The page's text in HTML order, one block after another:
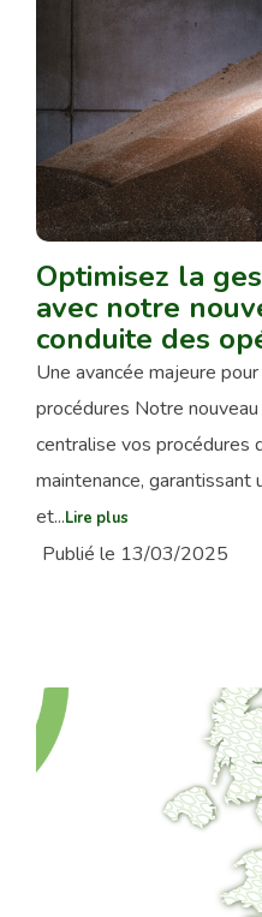
Optimisez la
avec notre
conduite des
Une avancée majeure
procédures Notre
centralise vos procédures
maintenance,
et...Lire plus
Publié le 13/03/2025